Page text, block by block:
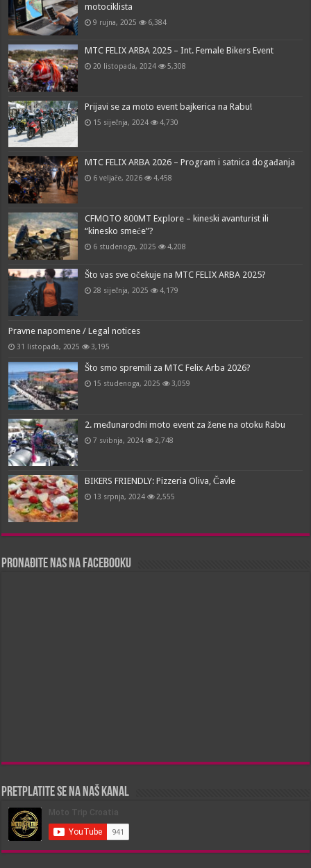
motociklista
9 rujna, 2025 6,384
MTC FELIX ARBA 2025 – Int. Female Bikers Event
20 listopada, 2024 5,308
Prijavi se za moto event bajkerica na Rabu!
15 siječnja, 2024 4,730
MTC FELIX ARBA 2026 – Program i satnica događanja
6 veljače, 2026 4,458
CFMOTO 800MT Explore – kineski avanturist ili
“kinesko smeće”?
6 studenoga, 2025 4,208
Što vas sve očekuje na MTC FELIX ARBA 2025?
28 siječnja, 2025 4,179
Pravne napomene / Legal notices
31 listopada, 2025 3,195
Što smo spremili za MTC Felix Arba 2026?
15 studenoga, 2025 3,059
2. međunarodni moto event za žene na otoku Rabu
7 svibnja, 2024 2,748
BIKERS FRIENDLY: Pizzeria Oliva, Čavle
13 srpnja, 2024 2,555
Pronađite nas na Facebooku
Pretplatite se na naš kanal